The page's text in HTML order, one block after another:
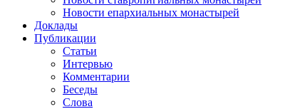
Новости епархиальных монастырей
Доклады
Публикации
Статьи
Интервью
Комментарии
Беседы
Слова